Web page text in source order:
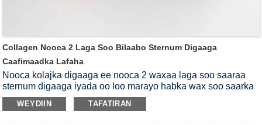
Collagen Nooca 2 Laga Soo Bilaabo Sternum Digaaga
Caafimaadka Lafaha
Nooca kolajka digaaga ee nooca 2 waxaa laga soo saaraa
sternum digaaga iyada oo loo marayo habka wax soo saarka
ee si fiican loo naqshadeeyey.Waa midab cad iyo dhadhan
dhexdhexaad ah.Waxay ka kooban tahay maaddo qani ah oo
WEYDIIN TAFATIRAN